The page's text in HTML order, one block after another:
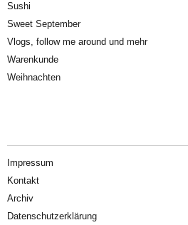
Sushi
Sweet September
Vlogs, follow me around und mehr
Warenkunde
Weihnachten
Impressum
Kontakt
Archiv
Datenschutzerklärung